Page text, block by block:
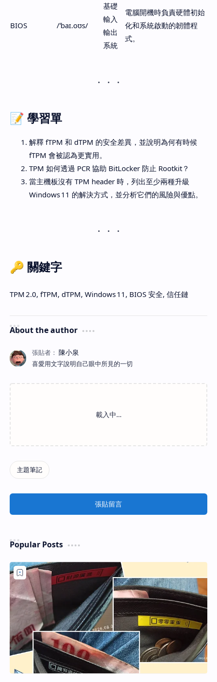
BIOS /ˈbaɪ.oʊs/
基礎
輸入
輸出
系統
電腦開機時負責硬體初始
化和系統啟動的韌體程
式。
📝 學習單
解釋 fTPM 和 dTPM 的安全差異，並說明為何有時候
fTPM 會被認為更實用。
TPM 如何透過 PCR 協助 BitLocker 防止 Rootkit？
當主機板沒有 TPM header 時，列出至少兩種升級
Windows 11 的解決方式，並分析它們的風險與優點。
🔑 關鍵字
TPM 2.0, fTPM, dTPM, Windows 11, BIOS 安全, 信任鏈
About the author
喜愛用文字說明自己眼中所見的一切
張貼留言
Popular Posts